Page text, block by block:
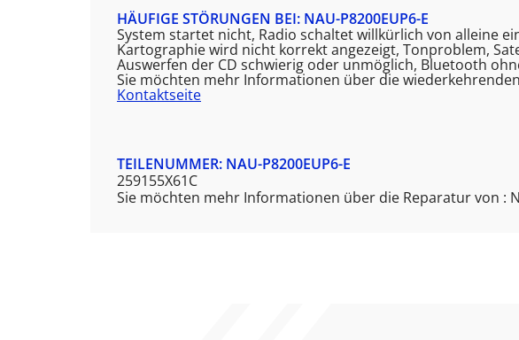
HÄUFIGE STÖRUNGEN BEI: NAU-P8200EUP6-E
System startet nicht, Radio schaltet willkürlich von alleine
Kartographie wird nicht korrekt angezeigt, Tonproblem,
Auswerfen der CD schwierig oder unmöglich, Bluetooth
Sie möchten mehr Informationen über die
Kontaktseite
TEILENUMMER: NAU-P8200EUP6-E
259155X61C
Sie möchten mehr Informationen über die Reparatur von :